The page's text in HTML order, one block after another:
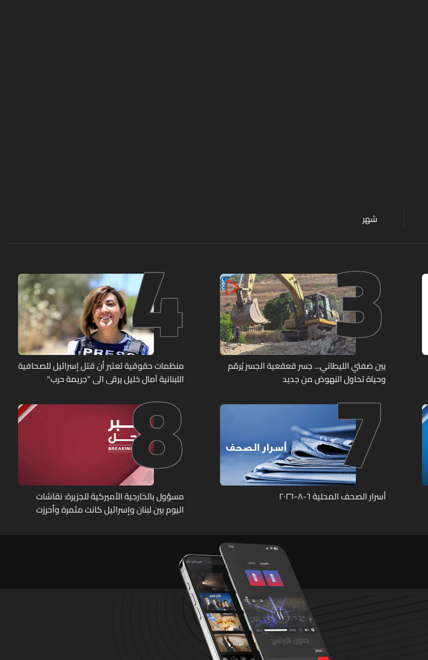
شهر
3
بين ضفتي الليطاني... جسر قعقعية الجسر يُرمّم
وحياة تحاول النهوض من جديد
4
منظمات حقوقية تعتبر أن قتل إسرائيل للصحافية
اللبنانية آمال خليل يرقى الى "جريمة حرب"
7
أسرار الصحف المحلية ٦-٨-٢٠٢٦ 8
مسؤول بالخارجية الأميركية للجزيرة: نقاشات
اليوم بين لبنان وإسرائيل كانت مثمرة وأحرزت